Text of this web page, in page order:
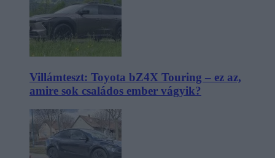
Villámteszt: Toyota bZ4X Touring – ez az,
amire sok családos ember vágyik?